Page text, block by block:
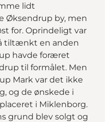
lidt
Øksendrup by, men
for. Oprindeligt var
tiltænkt en anden
havde foræret
til formålet. Men
Mark var det ikke
og de ønskede i
i Miklenborg.
grund blev solgt og